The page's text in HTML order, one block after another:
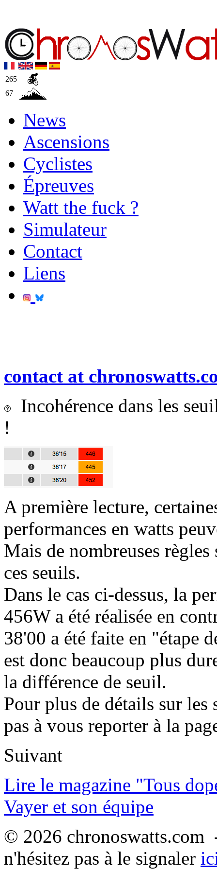
265
67
News
Ascensions
Cyclistes
Épreuves
Watt the fuck ?
Simulateur
Contact
Liens
contact at
Incohérence dans les
!
A première lecture,
performances en watts
Mais de nombreuses
ces seuils.
Dans le cas ci-dessus, la
456W a été réalisée en
38'00 a été faite en "étape
est donc beaucoup plus
la différence de seuil.
Pour plus de détails sur les
pas à vous reporter à la
Suivant
Lire le magazine "Tous
Vayer et son équipe
© 2026
n'hésitez pas à le signaler